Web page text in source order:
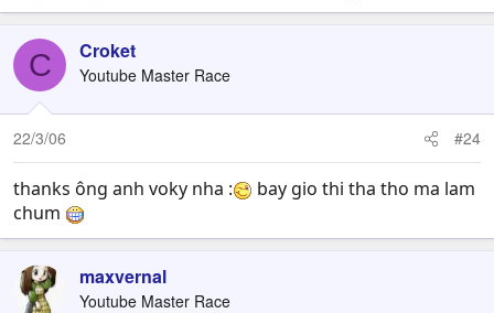
C Croket
Youtube Master Race
22/3/06 #24
thanks ông anh voky nha :
bay gio thi tha tho ma lam
chum
maxvernal
Youtube Master Race